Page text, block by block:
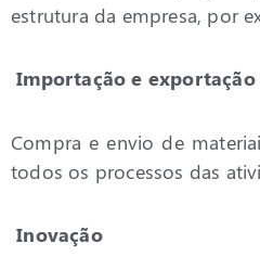
estrutura da empresa, por
Importação e exportação
Compra e envio de
todos os processos das
Inovação